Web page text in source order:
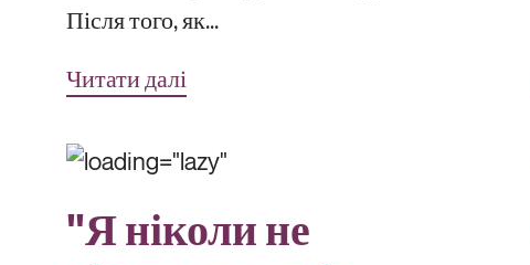
Після того, як...
Читати далі
"Я ніколи не